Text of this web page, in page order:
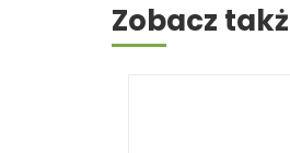
SPRZĘT
Zobacz